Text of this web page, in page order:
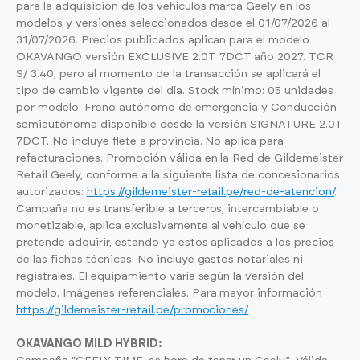
para la adquisición de los vehículos marca Geely en los
modelos y versiones seleccionados desde el 01/07/2026 al
31/07/2026. Precios publicados aplican para el modelo
OKAVANGO versión EXCLUSIVE 2.0T 7DCT año 2027. TCR
S/ 3.40, pero al momento de la transacción se aplicará el
tipo de cambio vigente del día. Stock mínimo: 05 unidades
por modelo. Freno autónomo de emergencia y Conducción
semiautónoma disponible desde la versión SIGNATURE 2.0T
7DCT. No incluye flete a provincia. No aplica para
refacturaciones. Promoción válida en la Red de Gildemeister
Retail Geely, conforme a la siguiente lista de concesionarios
autorizados: https://gildemeister-retail.pe/red-de-atencion/.
Campaña no es transferible a terceros, intercambiable o
monetizable, aplica exclusivamente al vehículo que se
pretende adquirir, estando ya estos aplicados a los precios
de las fichas técnicas. No incluye gastos notariales ni
registrales. El equipamiento varía según la versión del
modelo. Imágenes referenciales. Para mayor información
https://gildemeister-retail.pe/promociones/
OKAVANGO MILD HYBRID: